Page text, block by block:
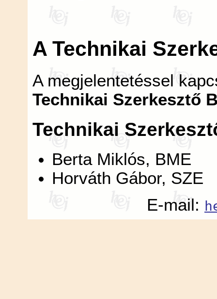
A Technikai
A megjelentetéssel
Technikai Szerkesztő
Technikai
Berta Miklós, BME
Horváth Gábor, SZE
E-mail: